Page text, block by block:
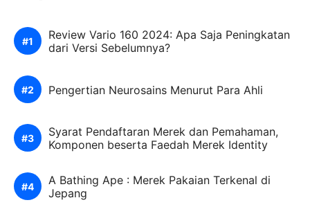
Review Vario 160 2024: Apa Saja Peningkatan
dari Versi Sebelumnya?
Pengertian Neurosains Menurut Para Ahli
Syarat Pendaftaran Merek dan Pemahaman,
Komponen beserta Faedah Merek Identity
A Bathing Ape : Merek Pakaian Terkenal di
Jepang